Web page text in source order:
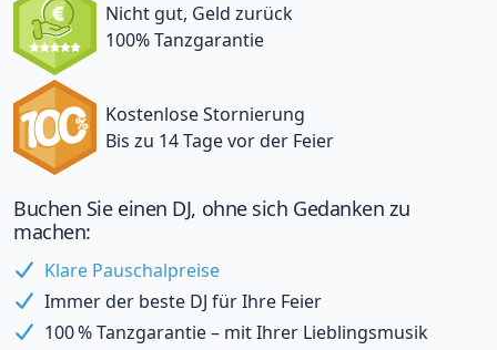
Nicht gut, Geld zurück
100% Tanzgarantie
Kostenlose Stornierung
Bis zu 14 Tage vor der Feier
Buchen Sie einen DJ, ohne sich Gedanken zu
machen:
Klare Pauschalpreise
Immer der beste DJ für Ihre Feier
100 % Tanzgarantie – mit Ihrer Lieblingsmusik